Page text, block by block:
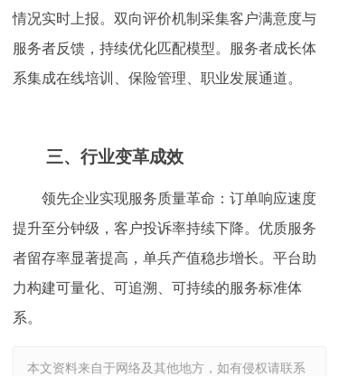
情况实时上报。双向评价机制采集客户满意度与
服务者反馈，持续优化匹配模型。服务者成长体
系集成在线培训、保险管理、职业发展通道。
三、行业变革成效
领先企业实现服务质量革命：订单响应速度
提升至分钟级，客户投诉率持续下降。优质服务
者留存率显著提高，单兵产值稳步增长。平台助
力构建可量化、可追溯、可持续的服务标准体
系。
本文资料来自于网络及其他地方，如有侵权请联系